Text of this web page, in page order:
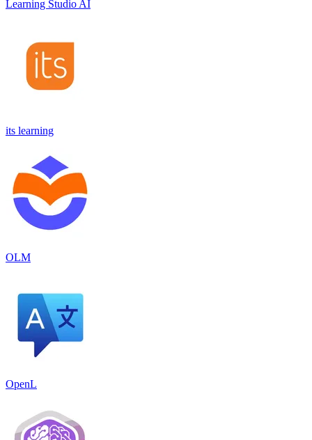
Learning Studio AI
its learning
OLM
OpenL